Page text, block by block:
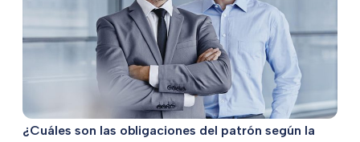
¿Cuáles son las obligaciones del patrón según la